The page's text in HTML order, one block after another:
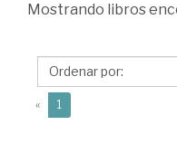
Palarino,
Mostrando libros
« 1